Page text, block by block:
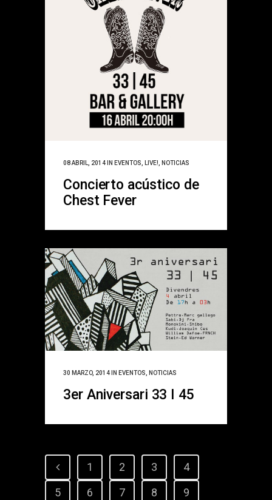
08 ABRIL, 2014 IN EVENTOS LIVE! NOTICIAS
Concierto acústico de
Chest Fever
30 MARZO, 2014 IN EVENTOS NOTICIAS
3er Aniversari 33 I 45
1 2 3
4
5
6 7 8
9